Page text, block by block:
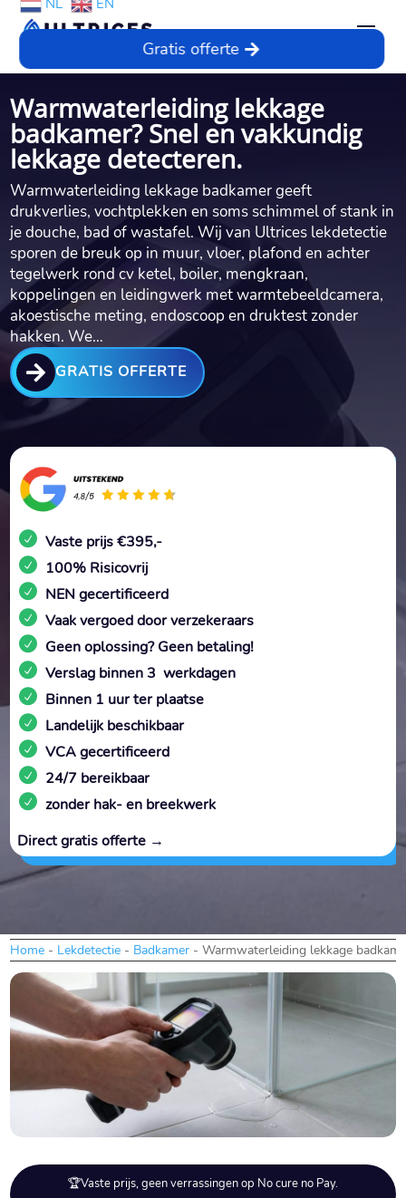
NL EN
Gratis offerte
Warmwaterleiding lekkage
badkamer? Snel en vakkundig
lekkage detecteren.
Warmwaterleiding lekkage badkamer geeft
drukverlies, vochtplekken en soms schimmel of stank in
je douche, bad of wastafel.​ Wij van Ultrices lekdetectie
sporen de breuk op in muur, vloer, plafond en achter
tegelwerk rond cv ketel, boiler, mengkraan,
koppelingen en leidingwerk met warmtebeeldcamera,
akoestische meting, endoscoop en druktest zonder
hakken.​ We…
 GRATIS OFFERTE
Vaste prijs €395,-
100% Risicovrij
NEN gecertificeerd
Vaak vergoed door verzekeraars
Geen oplossing? Geen betaling!
Verslag binnen 3 werkdagen
Binnen 1 uur ter plaatse
Landelijk beschikbaar
VCA gecertificeerd
24/7 bereikbaar
zonder hak- en breekwerk
Direct gratis offerte →
Home - Lekdetectie - Badkamer -Warmwaterleiding lekkage
🏆Vaste prijs, geen verrassingen op No cure no Pay.